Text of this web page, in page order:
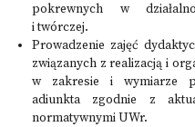
pokrewnych w
i twórczej.
Prowadzenie zajęć
związanych z realizacją i
w zakresie i wymiarze
adiunkta zgodnie z
normatywnymi UWr.